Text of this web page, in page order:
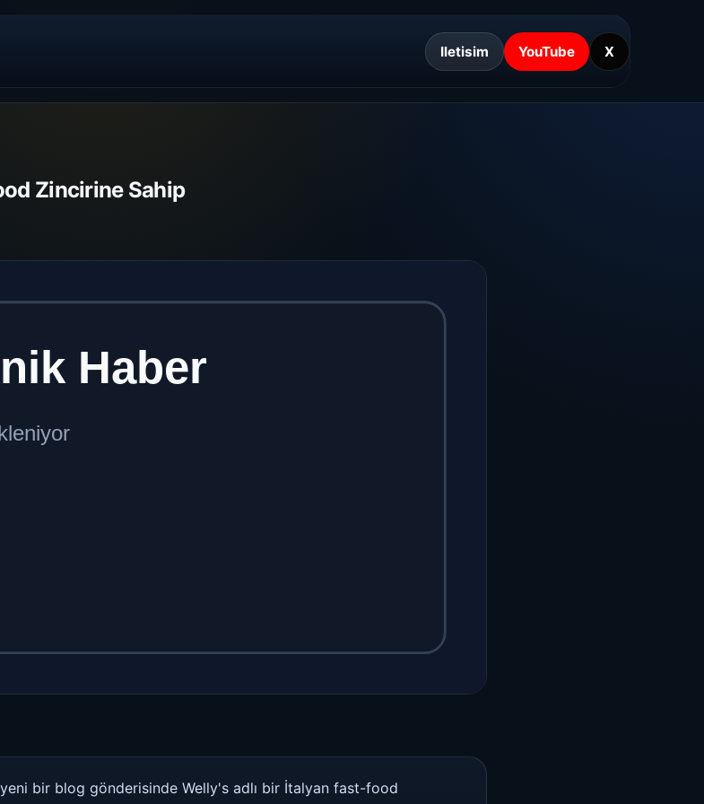
Iletisim YouTube X
Zincirine Sahip
bir blog gönderisinde Welly's adlı bir İtalyan fast-food